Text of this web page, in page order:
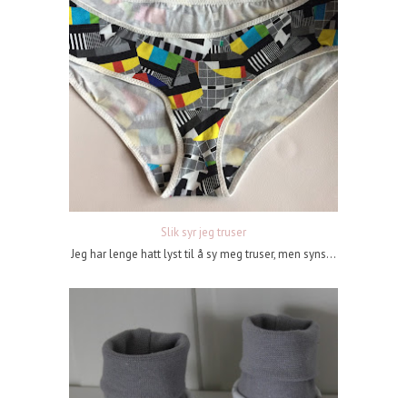
Slik syr jeg truser
Jeg har lenge hatt lyst til å sy meg truser, men syns...